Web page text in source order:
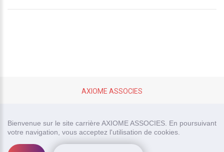
Bienvenue sur le site carrière AXIOME ASSOCIES. En poursuivant
votre navigation, vous acceptez l'utilisation de cookies.
AXIOME ASSOCIES
site carrière réalisé par
Recrutor, logiciel de recrutement